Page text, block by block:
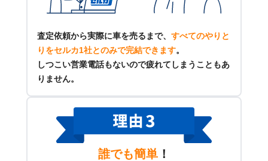
査定依頼から実際に車を売るまで、 すべてのやりと
りをセルカ1社とのみで完結できます。
しつこい営業電話もないので疲れてしまうこともあ
りません。
誰でも簡単 ！